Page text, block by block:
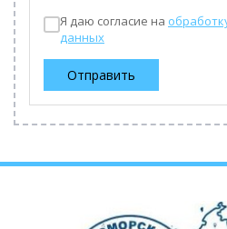
Я даю согласие на
данных